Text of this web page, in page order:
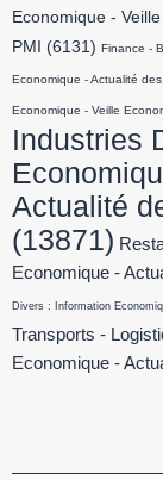
Economique -
PMI
(6131) Finance -
Economique - Actualité
Economique - Veille
Industries
Actualité
(13871)
Economique -
Divers : Information
Transports -
Economique -